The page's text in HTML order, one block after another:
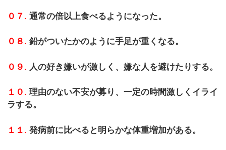
０７. 通常の倍以上食べるようになった。
０８. 鉛がついたかのように手足が重くなる。
０９. 人の好き嫌いが激しく、嫌な人を避けたりする。
１０. 理由のない不安が募り、一定の時間激しくイライ
ラする。
１１. 発病前に比べると明らかな体重増加がある。